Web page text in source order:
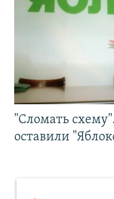
"Сломать
оставили